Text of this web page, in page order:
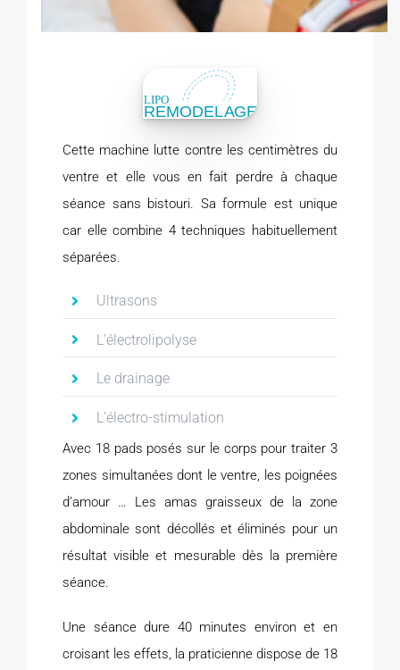
Cette machine lutte contre les centimètres du
ventre et elle vous en fait perdre à chaque
séance sans bistouri. Sa formule est unique
car elle combine 4 techniques habituellement
séparées.
Ultrasons
L’électrolipolyse
Le drainage
L’électro-stimulation
Avec 18 pads posés sur le corps pour traiter 3
zones simultanées dont le ventre, les poignées
d’amour … Les amas graisseux de la zone
abdominale sont décollés et éliminés pour un
résultat visible et mesurable dès la première
séance.
Une séance dure 40 minutes environ et en
croisant les effets, la praticienne dispose de 18